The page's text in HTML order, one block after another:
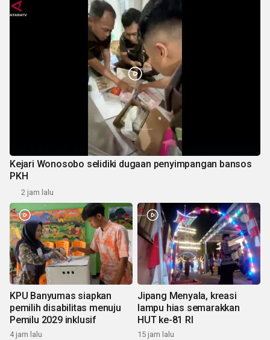
Kejari Wonosobo selidiki dugaan penyimpangan bansos
PKH
2 jam lalu
KPU Banyumas siapkan
pemilih disabilitas menuju
Pemilu 2029 inklusif
4 jam lalu
Jipang Menyala, kreasi
lampu hias semarakkan
HUT ke-81 RI
15 jam lalu